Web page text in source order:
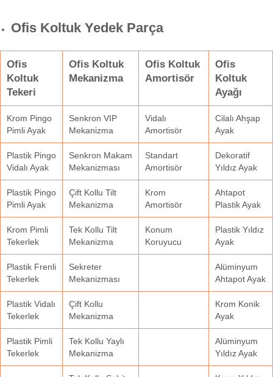
Ofis Koltuk Yedek Parça
Ofis
Koltuk
Tekeri
Ofis Koltuk
Mekanizma
Ofis Koltuk
Amortisör
Ofis
Koltuk
Ayağı
Krom Pingo
Pimli Ayak
Senkron VIP
Mekanizma
Vidalı
Amortisör
Cilalı Ahşap
Ayak
Plastik Pingo
Vidalı Ayak
Senkron Makam
Mekanizması
Standart
Amortisör
Dekoratif
Yıldız Ayak
Plastik Pingo
Pimli Ayak
Çift Kollu Tilt
Mekanizma
Krom
Amortisör
Ahtapot
Plastik Ayak
Krom Pimli
Tekerlek
Tek Kollu Tilt
Mekanizma
Konum
Koruyucu
Plastik Yıldız
Ayak
Plastik Frenli
Tekerlek
Sekreter
Mekanizması
Alüminyum
Ahtapot Ayak
Plastik Vidalı
Tekerlek
Çift Kollu
Mekanizma
Krom Konik
Ayak
Plastik Pimli
Tekerlek
Tek Kollu Yaylı
Mekanizma
Alüminyum
Yıldız Ayak